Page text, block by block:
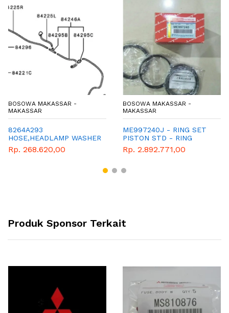
BOSOWA MAKASSAR -
MAKASSAR
8264A293
HOSE,HEADLAMP WASHER
TANK JOIN
Rp. 268.620,00
BOSOWA MAKASSAR -
MAKASSAR
ME997240J - RING SET
PISTON STD - RING
SEHER - MITSUBISHI -
GENUINE - COLT DIESEL -
Rp. 2.892.771,00
Produk Sponsor Terkait